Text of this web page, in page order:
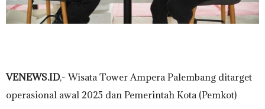
VENEWS.ID,- Wisata Tower Ampera Palembang ditarget
operasional awal 2025 dan Pemerintah Kota (Pemkot)